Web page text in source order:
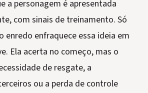
a personagem é apresentada
com sinais de treinamento. Só
enredo enfraquece essa ideia em
Ela acerta no começo, mas o
de resgate, a
ou a perda de controle